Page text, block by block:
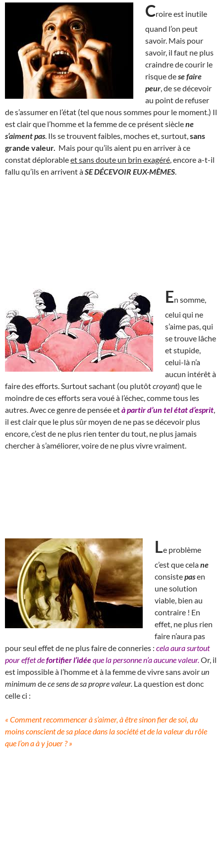
Croire est inutile
quand l’on peut
savoir. Mais pour
savoir, il faut ne plus
craindre de courir le
risque dese faire
peur , de se décevoir
au point de refuser
de s’assumer en l’état (tel que nous sommes pour le moment.) Il
est clair que l’homme et la femme de ce présent sièclene
s’aiment pas . Ils se trouvent faibles, moches et, surtout, sans
grande valeur. Mais pour qu’ils aient pu en arriver à ce
constat déplorableet sans doute un brin exagéré , encore a-t-il
fallu qu’ils en arrivent àSE DÉCEVOIR EUX-MÊMES
En somme,
celui qui ne
s’aime pas, qui
se trouve lâche
et stupide,
celui-là n’a
aucun intérêt à
faire des efforts. Surtout sachant (ou plutôtcroyant) que le
moindre de ces efforts sera voué à l’échec, comme tous les
autres. Avec ce genre de pensée età partir d’un tel état d’esprit
il est clair que le plus sûr moyen de ne pas se décevoir plus
encore, c’est de ne plus rien tenter du tout, ne plus jamais
chercher à s’améliorer, voire de ne plus vivre vraiment.
Le problème
c’est que celane
consistepasen
une solution
viable, bien au
contraire ! En
effet, ne plus rien
faire n’aura pas
pour seul effet de ne plus faire de conneries : cela aura surtout
pour effet defortifier l’idéeque la personne n’a aucune valeur. Or, il
est impossible à l’homme et à la femme de vivre sans avoirun
minimum dece sens de sa propre valeur. La question est donc
celle ci :
« Comment recommencer à s’aimer, à être sinon fier de soi, du
moins conscient de sa place dans la société et de la valeur du rôle
que l’on a à y jouer ? »